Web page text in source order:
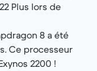
Plus lors de
8 a été
Ce processeur
2200 !